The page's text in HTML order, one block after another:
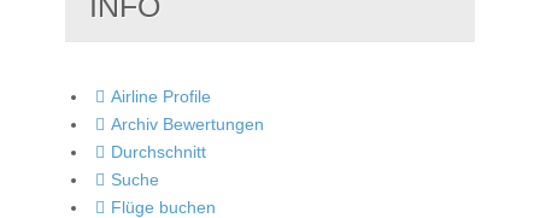
Airline Profile
Archiv Bewertungen
Durchschnitt
Suche
Flüge buchen